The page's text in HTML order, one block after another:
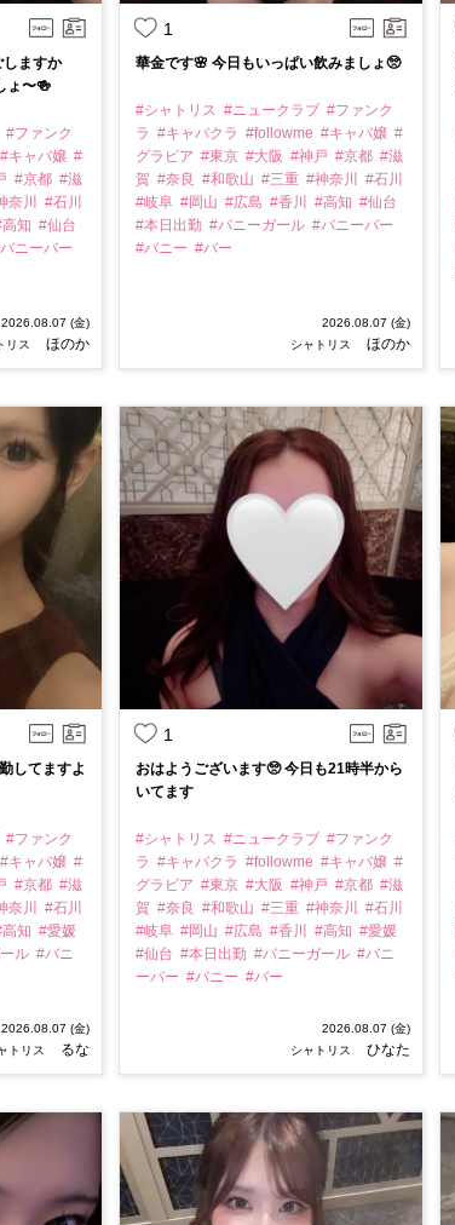
ますか
ょ〜🍻
#ファンク
#キャバ嬢 #
#京都 #滋
奈川
#石川
知 #仙台
ニーバー
2026.08.07 (金)
リス
ほのか
1
華金です🌸 今日もいっぱい飲みましょ🥺
#シャトリス #ニュークラブ #ファンク
ラ #キャバクラ #followme #キャバ嬢 #
グラビア #東京 #大阪 #神戸 #京都 #滋
賀 #奈良 #和歌山 #三重 #神奈川
#石川
#岐阜 #岡山 #広島 #香川 #高知 #仙台
#本日出勤 #バニーガール #バニーバー
#バニー #バー
2026.08.07 (金)
シャトリス
ほのか
してますよ
#ファンク
#キャバ嬢 #
#京都 #滋
奈川
#石川
知 #愛媛
ル #バニ
2026.08.07 (金)
トリス
るな
1
おはようございます🥺 今日も21時半から
いてます
#シャトリス #ニュークラブ #ファンク
ラ #キャバクラ #followme #キャバ嬢 #
グラビア #東京 #大阪 #神戸 #京都 #滋
賀 #奈良 #和歌山 #三重 #神奈川
#石川
#岐阜 #岡山 #広島 #香川 #高知 #愛媛
#仙台 #本日出勤 #バニーガール #バニ
ーバー #バニー #バー
2026.08.07 (金)
シャトリス
ひなた